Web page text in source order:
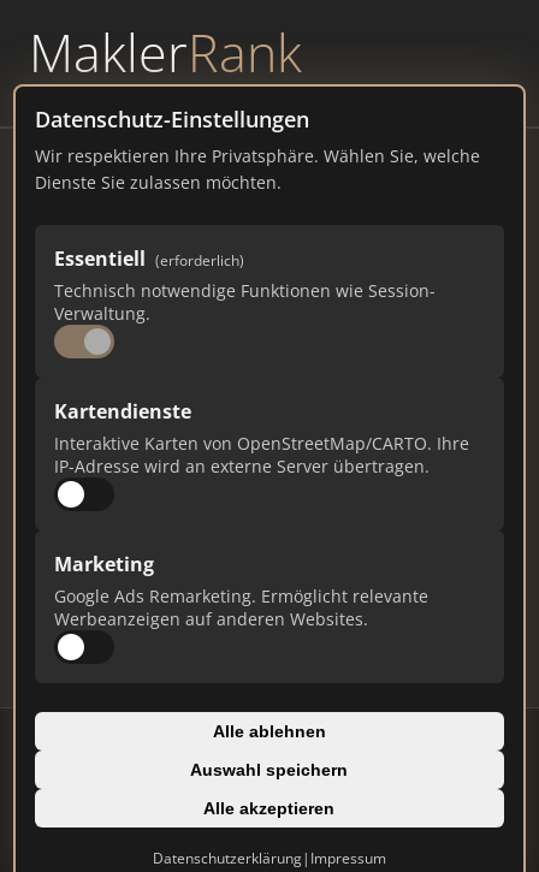
MaklerRank
powered byWAVEPOINT
Datenschutz-Einstellungen
Wir respektieren Ihre Privatsphäre. Wählen Sie, welche
Dienste Sie zulassen möchten.
Essentiell (erforderlich)
Technisch notwendige Funktionen wie Session-
Verwaltung.
Kartendienste
Interaktive Karten von OpenStreetMap/CARTO. Ihre
IP-Adresse wird an externe Server übertragen.
Marketing
Google Ads Remarketing. Ermöglicht relevante
Werbeanzeigen auf anderen Websites.
Alle ablehnen
Auswahl speichern
Alle akzeptieren
Datenschutzerklärung| Impressum
Wohnen am Stadtpark -
Gewerbepark Lindach A D3, 84489 Burghausen
wohnen-stadtpark.de
Gesamtpunkte
Ist das Ihr Unternehmen?
Daten und erhalten Sie monatliche Ranking-
Updates.
Profil beanspruchen